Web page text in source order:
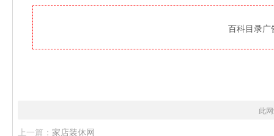
百科目录
此
上一篇： 家店装休网